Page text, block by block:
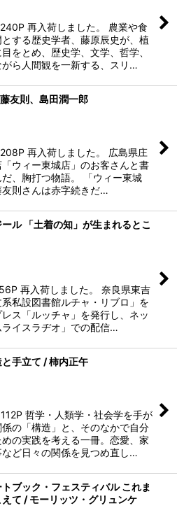
再入荷しました。 農業や食
する歴史学者、藤原辰史が、植
をとめ、歴史学、文学、哲学、
ら人間観を一新する、スリ…
友則、島田潤一郎
再入荷しました。 広島県庄
ウィー東城店」のお客さんと書
、胸打つ物語。 「ウィー東城
友則さんは赤字続きだ…
ル 「土着の知」が生まれるとこ
再入荷しました。 奈良県東吉
私設図書館ルチャ・リブロ」を
ス「ルッチャ」を発行し、ネッ
ライスラヂオ」での配信…
手立て / 柿内正午
哲学・人類学・社会学を手が
の「構造」と、そのなかで自分
の実践を考える一冊。恋愛、家
ど日々の関係を見つめ直し…
ブック・フェスティバル これま
て / モーリッツ・グリュンケ